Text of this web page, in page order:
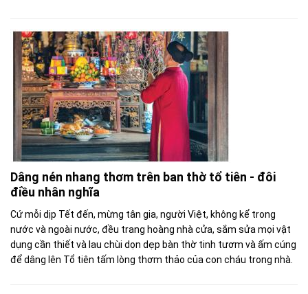
Dâng nén nhang thơm trên ban thờ tổ tiên - đôi
điều nhân nghĩa
Cứ mỗi dịp Tết đến, mừng tân gia, người Việt, không kể trong
nước và ngoài nước, đều trang hoàng nhà cửa, sắm sửa mọi vật
dụng cần thiết và lau chùi dọn dẹp bàn thờ tinh tươm và ấm cúng
để dâng lên Tổ tiên tấm lòng thơm thảo của con cháu trong nhà.